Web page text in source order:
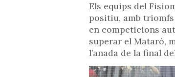
Els equips del
positiu, amb
en competicions
superar el Mataró,
l’anada de la final